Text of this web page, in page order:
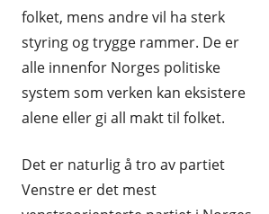
folket, mens andre vil ha sterk
styring og trygge rammer. De er
alle innenfor Norges politiske
system som verken kan eksistere
alene eller gi all makt til folket.
Det er naturlig å tro av partiet
Venstre er det mest